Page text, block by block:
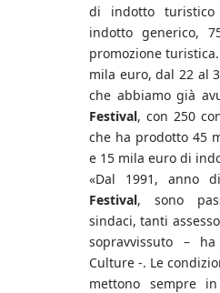
di indotto
indotto generico,
promozione
mila euro, dal 22 al
che abbiamo già
Festival, con 250
che ha prodotto 45
e 15 mila euro di
«Dal 1991, anno
Festival, sono
sindaci, tanti
sopravvissuto –
Culture -. Le
mettono sempre